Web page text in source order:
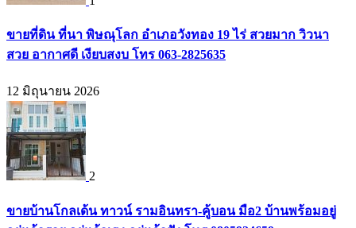
ขายที่ดิน ที่นา พิษณุโลก อำเภอวังทอง 19 ไร่ สวยมาก วิวนา
สวย อากาศดี เงียบสงบ โทร 063-2825635
12 มิถุนายน 2026
2
ขายบ้านโกลเด้น ทาวน์ รามอินทรา-คู้บอน มือ2 บ้านพร้อมอยู่